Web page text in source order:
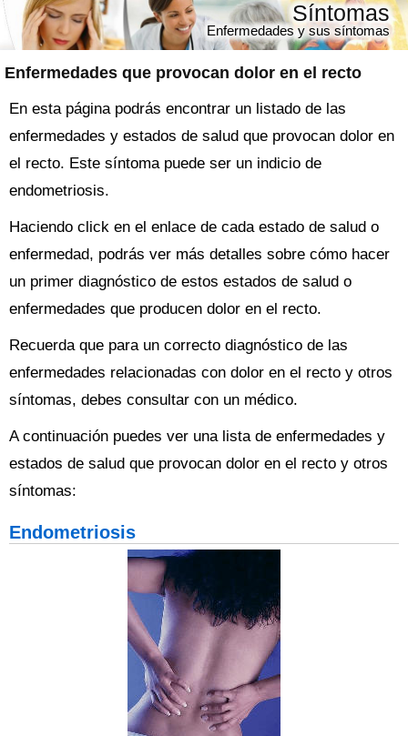
Enfermedades que provocan dolor en el recto
Síntomas
Enfermedades y sus síntomas
En esta página podrás encontrar un listado de las
enfermedades y estados de salud que provocan dolor en
el recto. Este síntoma puede ser un indicio de
endometriosis.
Haciendo click en el enlace de cada estado de salud o
enfermedad, podrás ver más detalles sobre cómo hacer
un primer diagnóstico de estos estados de salud o
enfermedades que producen dolor en el recto.
Recuerda que para un correcto diagnóstico de las
enfermedades relacionadas con dolor en el recto y otros
síntomas, debes consultar con un médico.
A continuación puedes ver una lista de enfermedades y
estados de salud que provocan dolor en el recto y otros
síntomas:
Endometriosis